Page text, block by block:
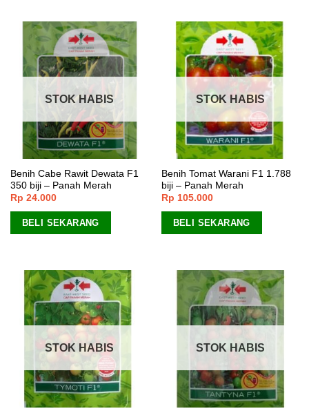
STOK HABIS
Benih Cabe Rawit Dewata F1
350 biji – Panah Merah
Rp 24.000
BELI SEKARANG
STOK HABIS
Benih Tomat Warani F1 1.788
biji – Panah Merah
Rp 105.000
BELI SEKARANG
STOK HABIS STOK HABIS